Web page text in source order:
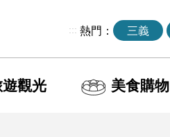
::: 熱門： 三義
觀光 美食購物